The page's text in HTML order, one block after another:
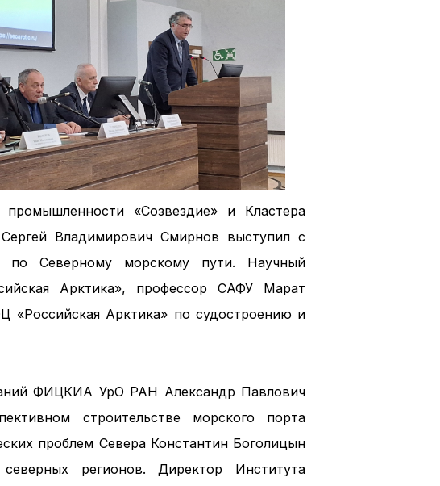
«Созвездие» и Кластера
Владимирович Смирнов выступил с
по Северному морскому пути. Научный
Арктика», профессор САФУ Марат
«Российская Арктика» по судостроению и
ФИЦКИА УрО РАН Александр Павлович
строительстве морского порта
проблем Севера Константин Боголицын
регионов. Директор Института